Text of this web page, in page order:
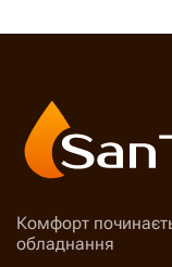
Комфорт
обладнання